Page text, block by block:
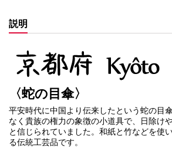
説明
〈蛇の目傘〉
平安時代に中国より伝来したという蛇の目
なく貴族の権力の象徴の小道具で、日除け
と信じられていました。和紙と竹などを使
る伝統工芸品です。